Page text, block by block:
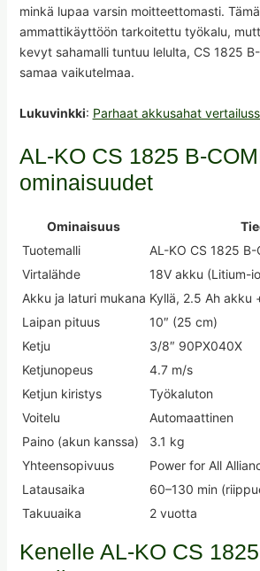
minkä lupaa varsin moitteettomasti.
ammattikäyttöön tarkoitettu työkalu,
kevyt sahamalli tuntuu lelulta, CS 1825
samaa vaikutelmaa.
Lukuvinkki: Parhaat akkusahat
AL-KO CS 1825 B-
ominaisuudet
Ominaisuus
Tuotemalli
AL-KO CS 1825 B-
Virtalähde
18V akku (Litium-
Akku ja laturi mukana Kyllä, 2.5 Ah akku
Laipan pituus
10″ (25 cm)
Ketju
3/8″ 90PX040X
Ketjunopeus
4.7 m/s
Ketjun kiristys
Työkaluton
Voitelu
Automaattinen
Paino (akun kanssa)
3.1 kg
Yhteensopivuus
Power for All
Latausaika
60–130 min
Takuuaika
2 vuotta
Kenelle AL-KO CS